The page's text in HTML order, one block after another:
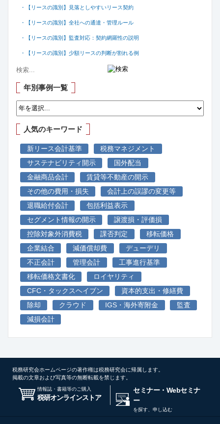
・【リースの識別】見落としやすいリース契約
・【リースの識別】全社への通達・管理ルール
・【リースの識別】監査対応：契約網羅性の説明
・【リースの識別】少額リースの判断が割れる例
年別事例一覧
人気のキーワード
新リース会計基準
税務マネジメント
サステナビリティ開示
国外配当
金融商品会計
賃貸等不動産の開示
その他の費用・損失
会計上の誤謬の変更等
退職給付会計
包括利益表示
セグメント情報の開示
譲渡損・評価損
控除対象外消費税
課否判定
移転価格
企業結合
減価償却費
デューデリ
不正会計
管理会計
工事進行基準
移転価格文書化
ロイヤリティ
CFC・タックスヘイブン
資本的支出・修繕費
除却
クラウド IGS・海外寄附金
監査
減損会計
税務研究会ホームページの著作権は税務研究会に帰属します。
掲載の文章および写真等の無断転載を禁じます。
情報誌・書籍等のご購入
税研オンラインストア
セミナー・Webセミナ
ー
を探す、申し込む